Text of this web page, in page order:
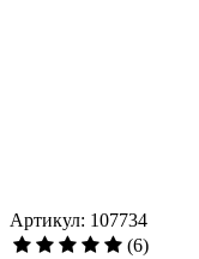
Артикул: 107734
(6)